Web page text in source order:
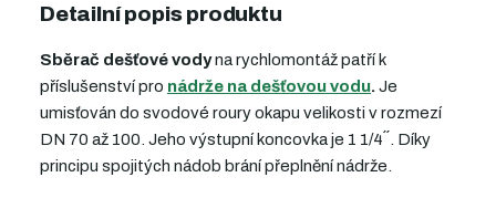
Detailní popis produktu
Sběrač dešťové vodyna rychlomontáž patří k
příslušenství pro nádrže na dešťovou vodu. Je
umisťován do svodové roury okapu velikosti v rozmezí
DN 70 až 100. Jeho výstupní koncovka je 1 1/4´´. Díky
principu spojitých nádob brání přeplnění nádrže.